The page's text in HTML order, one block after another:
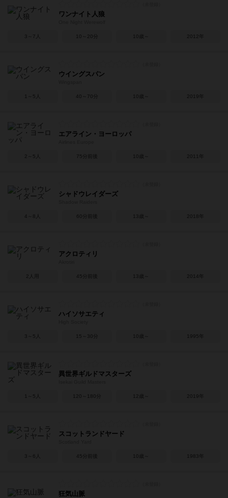
ワンナイト人狼
3～7人 10～20分 10歳～ 2012年
ウイングスパン
1～5人 40～70分 10歳～ 2019年
エアライン・ヨーロッパ
2～5人 75分前後 10歳～ 2011年
シャドウレイダーズ
4～8人 60分前後 13歳～ 2018年
アクロティリ
2人用 45分前後 13歳～ 2014年
ハイソサエティ
3～5人 15～30分 10歳～ 1995年
異世界ギルドマスターズ
1～5人 120～180分 12歳～ 2019年
スコットランドヤード
3～6人 45分前後 10歳～ 1983年
狂気山脈